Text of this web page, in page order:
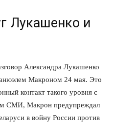
Лукашенко и
Александра Лукашенко
Макроном 24 мая. Это
контакт такого уровня с
СМИ, Макрон предупреждал
в войну России против